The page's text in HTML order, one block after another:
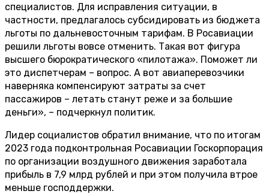
специалистов. Для исправления ситуации, в
частности, предлагалось субсидировать из бюджета
льготы по дальневосточным тарифам. В Росавиации
решили льготы вовсе отменить. Такая вот фигура
высшего бюрократического «пилотажа». Поможет ли
это диспетчерам – вопрос. А вот авиаперевозчики
наверняка компенсируют затраты за счет
пассажиров – летать станут реже и за большие
деньги», – подчеркнул политик.
Лидер социалистов обратил внимание, что по итогам
2023 года подконтрольная Росавиации Госкорпорация
по организации воздушного движения заработала
прибыль в 7,9 млрд рублей и при этом получила втрое
меньше господдержки.